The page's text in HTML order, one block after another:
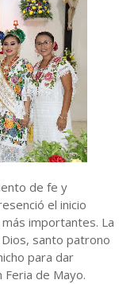
de fe y
el inicio
importantes. La
santo patrono
para dar
Feria de Mayo.